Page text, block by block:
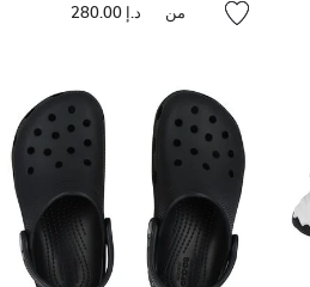
من د.إ 280.00